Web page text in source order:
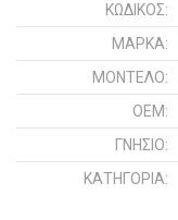
ΚΩΔΙΚΌΣ:
ΜΑΡΚΑ:
ΜΟΝΤΕΛΟ:
OEM:
ΓΝΉΣΙΟ:
ΚΑΤΗΓΟΡΊΑ: